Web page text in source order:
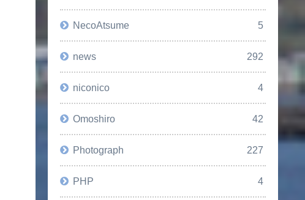
NecoAtsume 5
news 292
niconico 4
Omoshiro 42
Photograph 227
PHP 4